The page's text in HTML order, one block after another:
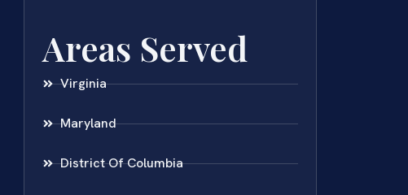
Areas Served
Virginia
Maryland
District Of Columbia